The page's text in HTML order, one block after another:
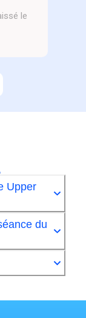
le
Upper
du